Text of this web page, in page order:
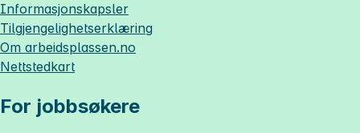
Informasjonskapsler
Tilgjengelighetserklæring
Om arbeidsplassen.no
Nettstedkart
For jobbsøkere